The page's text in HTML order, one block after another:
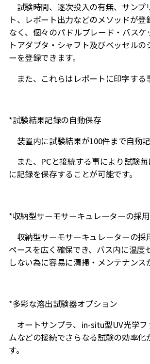
試験時間、逐次投入の有無、サンプ
ト、レポート出力などのメソッドが登
なく、個々のパドルブレード・バスケ
トアダプタ・シャフト及びベッセルの
ーを登録できます。
また、これらはレポートに印字する
*試験結果記録の自動保存
装置内に試験結果が100件まで自動記
また、PCと接続する事により試験
に記録を保存することが可能です。
*収納型サーモサーキュレーターの採用
収納型サーモサーキュレーターの採
ペースを広く確保でき、バス内に温度
しない為に容易に清掃・メンテナンス
*多彩な溶出試験器オプション
オートサンプラ、in-situ型UV光学フ
ムなどの接続でさらなる試験の効率化
す。